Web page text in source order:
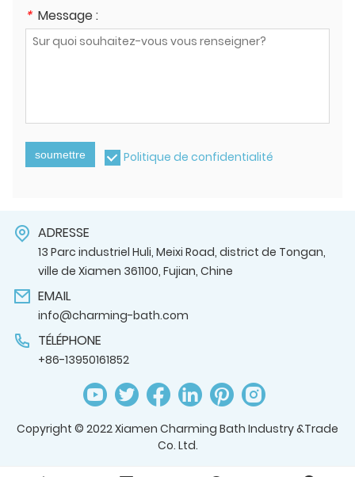
* Message :
soumettre Politique de confidentialité
ADRESSE
13 Parc industriel Huli, Meixi Road, district de Tongan,
ville de Xiamen 361100, Fujian, Chine
EMAIL
info@charming-bath.com
TÉLÉPHONE
+86-13950161852
Copyright © 2022 Xiamen Charming Bath Industry &Trade
Co. Ltd.